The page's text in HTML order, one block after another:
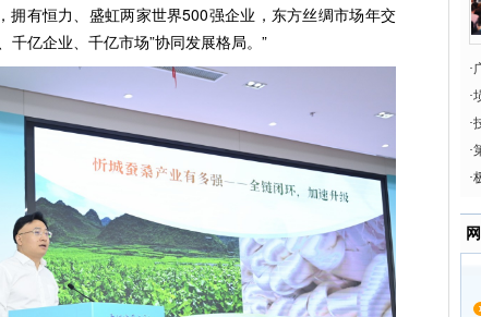
拥有恒力、盛虹两家世界500强企业，东方丝绸市场年交
千亿企业、千亿市场”协同发展格局。”
·
·
·
·
·